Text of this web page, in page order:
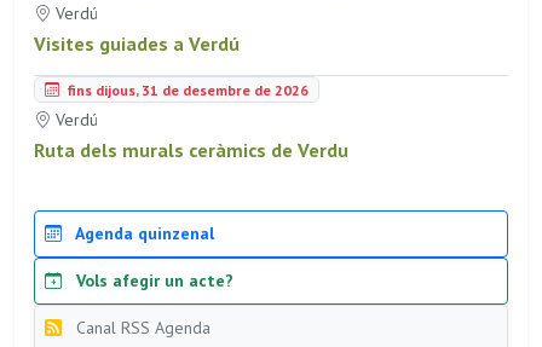
Verdú
Visites guiades a Verdú
fins dijous, 31 de desembre de 2026
Verdú
Ruta dels murals ceràmics de Verdu
Agenda quinzenal
Vols afegir un acte?
Canal RSS Agenda